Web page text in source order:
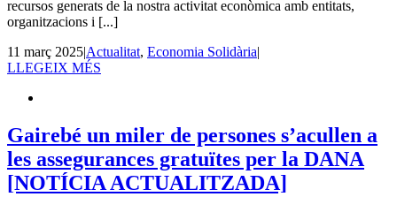
recursos generats de la nostra activitat econòmica amb entitats,
organitzacions i [...]
11 març 2025|Actualitat, Economia Solidària|
LLEGEIX MÉS
Gairebé un miler de persones s’acullen a
les assegurances gratuïtes per la DANA
[NOTÍCIA ACTUALITZADA]